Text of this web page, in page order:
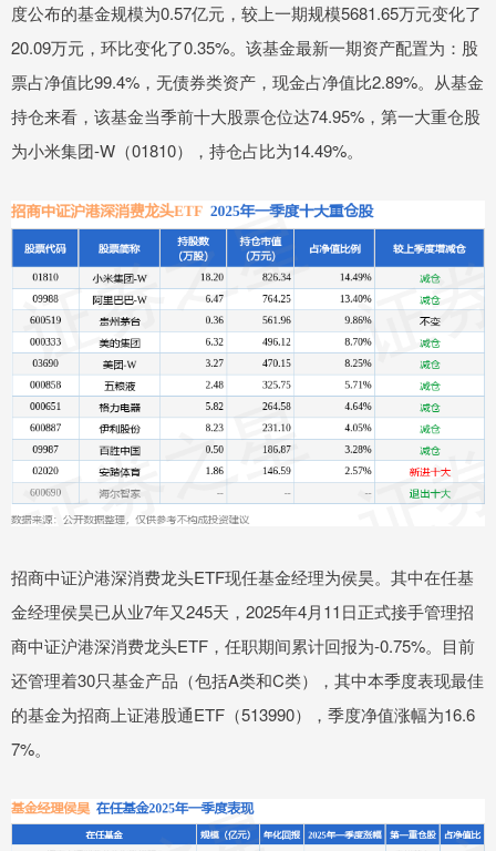
度公布的基金规模为0.57亿元，较上一期规模5681.65万元变化了
20.09万元，环比变化了0.35%。该基金最新一期资产配置为：股
票占净值比99.4%，无债券类资产，现金占净值比2.89%。从基金
持仓来看，该基金当季前十大股票仓位达74.95%，第一大重仓股
为小米集团-W（01810），持仓占比为14.49%。
招商中证沪港深消费龙头ETF现任基金经理为侯昊。其中在任基
金经理侯昊已从业7年又245天，2025年4月11日正式接手管理招
商中证沪港深消费龙头ETF，任职期间累计回报为-0.75%。目前
还管理着30只基金产品（包括A类和C类），其中本季度表现最佳
的基金为招商上证港股通ETF（513990），季度净值涨幅为16.6
7%。